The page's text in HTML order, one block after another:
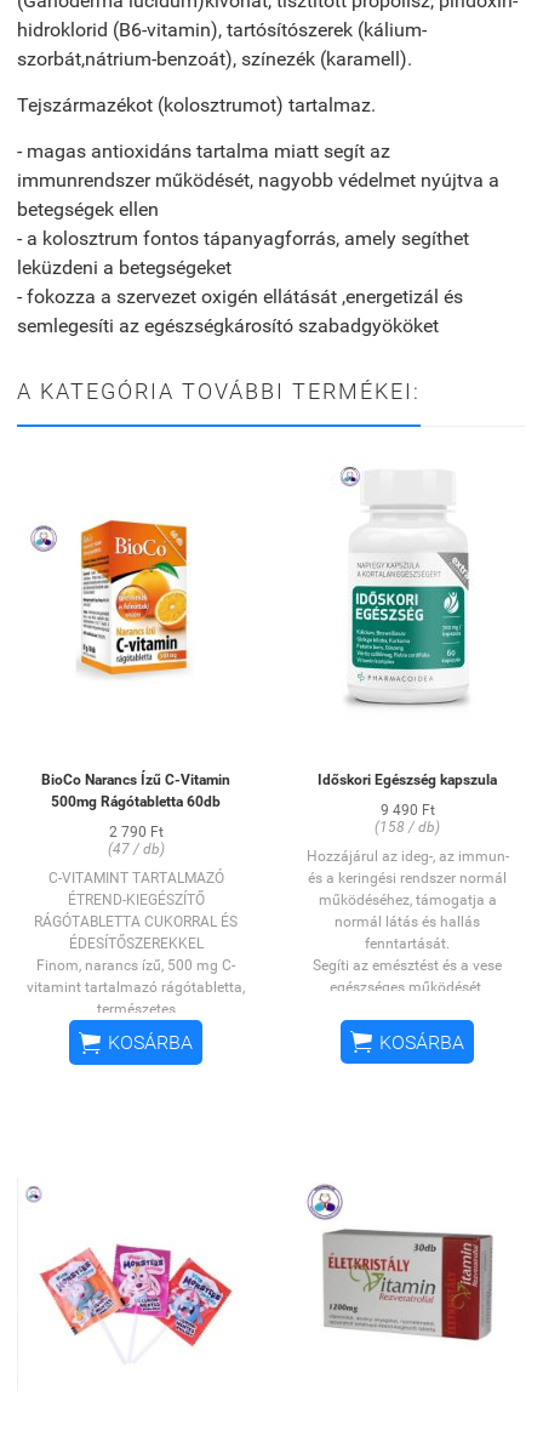
hidroklorid (B6-vitamin), tartósítószerek (kálium-
szorbát,nátrium-benzoát), színezék (karamell).
Tejszármazékot (kolosztrumot) tartalmaz.
- magas antioxidáns tartalma miatt segít az
immunrendszer működését, nagyobb védelmet nyújtva a
betegségek ellen
- a kolosztrum fontos tápanyagforrás, amely segíthet
leküzdeni a betegségeket
- fokozza a szervezet oxigén ellátását ,energetizál és
semlegesíti az egészségkárosító szabadgyököket
A KATEGÓRIA TOVÁBBI TERMÉKEI:
BioCo Narancs Ízű C-Vitamin
500mg Rágótabletta 60db
2 790 Ft
(47 / db)
C-VITAMINT TARTALMAZÓ
ÉTREND-KIEGÉSZÍTŐ
RÁGÓTABLETTA CUKORRAL ÉS
ÉDESÍTŐSZEREKKEL
Finom, narancs ízű, 500 mg C-
vitamint tartalmazó rágótabletta,
természetes
aromával!
Fogyasztását
ajánljukmindazoknak, akik a
vitamin szükséglet idején,
egyoldalú, vitaminhiányos
táplálkozás fennállásakor, vagy
betegséget követően, a felépülés
időszaka alatt. A C-vitamin
 KOSÁRBA
Időskori Egészség kapszula
9 490 Ft
(158 / db)
Hozzájárul az ideg-, az immun-
és a keringési rendszer normál
működéséhez, támogatja a
normál látás és hallás
fenntartását.
Segíti az emésztést és a vese
egészséges működését.
vércukorszint és a normál
vérnyomás fenntartásához.
cordifolia, Vitamin komplex
Hozzájárul az immunrendszer
normál működéséhez, a sejtek
oxidatív stresszel szembeni
védekezéséhez. Támogatja a
megfelelő kollagén képződést és
ezen keresztül az erek, a bőr,
csontok, a porcok, a fogíny és a
 KOSÁRBA